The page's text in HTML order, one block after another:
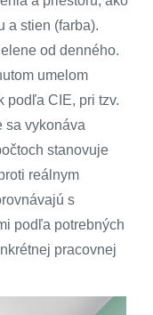
a stien (farba).
od denného.
umelom
podľa CIE, pri tzv.
sa vykonáva
stanovuje
reálnym
s
podľa potrebných
pracovnej